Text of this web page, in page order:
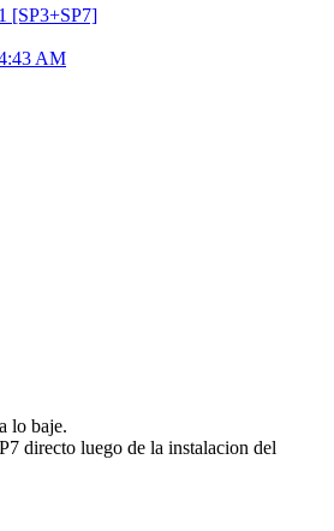
[SP3+SP7]
AM
lo baje.
directo luego de la instalacion del